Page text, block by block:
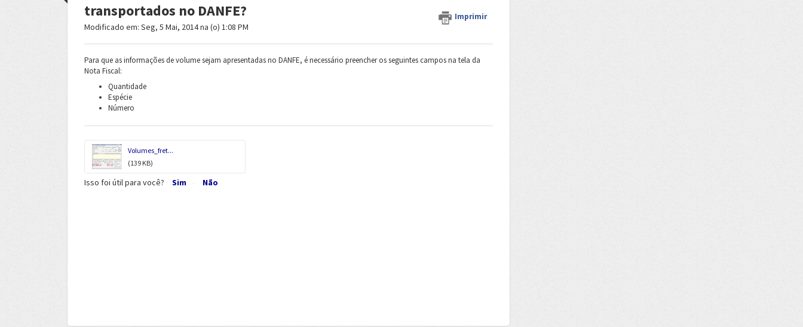
transportados no DANFE?
Imprimir
Modificado em: Seg, 5 Mai, 2014 na (o) 1:08 PM
Para que as informações de volume sejam apresentadas no DANFE, é necessário preencher os seguintes campos na tela da
Nota Fiscal:
Quantidade
Espécie
Número
Volumes_fret...
(139 KB)
Isso foi útil para você? Sim Não